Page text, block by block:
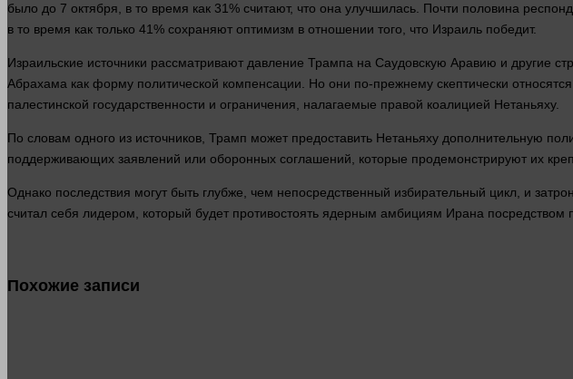
было до 7 октября, в то время как 31% считают, что она улучшилась. Почти половина
в то время как только 41% сохраняют оптимизм в отношении того, что Израиль победит.
Израильские источники рассматривают давление Трампа на Саудовскую Аравию и другие
Абрахама как форму политической компенсации. Но они по-прежнему скептически
палестинской государственности и ограничения, налагаемые правой коалицией Нетаньяху.
По словам одного из источников, Трамп может предоставить Нетаньяху дополнительную
поддерживающих заявлений или оборонных соглашений, которые продемонстрируют их
Однако последствия могут быть глубже, чем непосредственный избирательный цикл, и
считал себя лидером, который будет противостоять ядерным амбициям Ирана посредством
Похожие записи